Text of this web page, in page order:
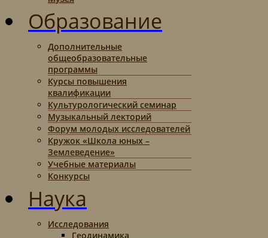
Образование
Дополнительные
общеобразовательные
программы
Курсы повышения
квалификации
Культурологический семинар
Музыкальный лекторий
Форум молодых исследователей
Кружок «Школа юных –
Землеведение»
Учебные материалы
Конкурсы
Наука
Исследования
Геодинамика